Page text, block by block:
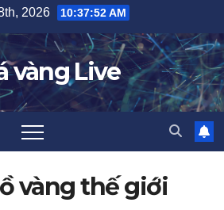
2026 10:37:53 AM
vàng Live
vàng thế giới